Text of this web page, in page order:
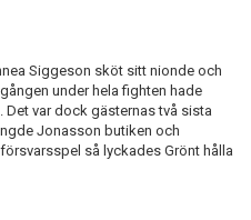
Siggeson sköt sitt nionde och
under hela fighten hade
Det var dock gästernas två sista
Jonasson butiken och
så lyckades Grönt hålla